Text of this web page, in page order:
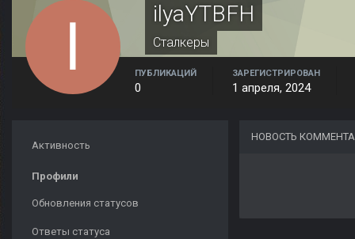
ilyaYTBFH
Сталкеры
ПУБЛИКАЦИЙ
0
ЗАРЕГИСТРИРОВАН
1 апреля, 2024
Активность
Профили
Обновления статусов
Ответы статуса
НОВОСТЬ